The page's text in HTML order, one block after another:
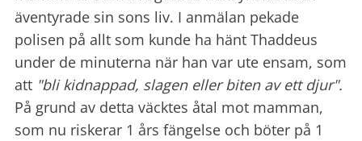
äventyrade sin sons liv. I anmälan pekade
polisen på allt som kunde ha hänt Thaddeus
under de minuterna när han var ute ensam, som
att "bli kidnappad, slagen eller biten av ett djur".
På grund av detta väcktes åtal mot mamman,
som nu riskerar 1 års fängelse och böter på 1